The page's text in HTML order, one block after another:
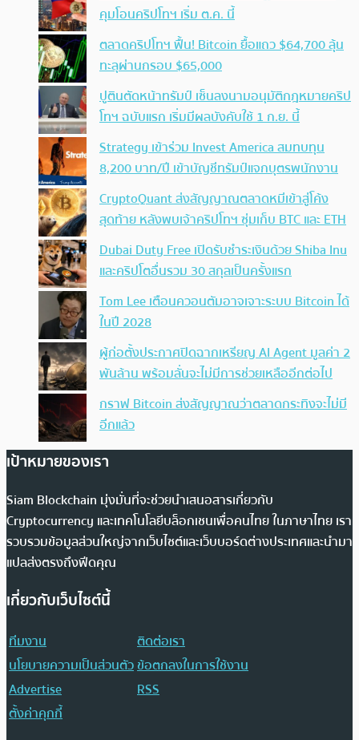
คุมโอนคริปโทฯ เริ่ม ต.ค. นี้
ตลาดคริปโทฯ ฟื้น! Bitcoin ยื้อแถว $64,700 ลุ้น
ทะลุผ่านกรอบ $65,000
ปูตินตัดหน้าทรัมป์ เซ็นลงนามอนุมัติกฎหมายคริป
โทฯ ฉบับแรก เริ่มมีผลบังคับใช้ 1 ก.ย. นี้
Strategy เข้าร่วม Invest America สมทบทุน
8,200 บาท/ปี เข้าบัญชีทรัมป์แจกบุตรพนักงาน
CryptoQuant ส่งสัญญาณตลาดหมีเข้าสู่โค้ง
สุดท้าย หลังพบเจ้าคริปโทฯ ซุ่มเก็บ BTC และ ETH
Dubai Duty Free เปิดรับชำระเงินด้วย Shiba Inu
และคริปโตอื่นรวม 30 สกุลเป็นครั้งแรก
Tom Lee เตือนควอนตัมอาจเจาะระบบ Bitcoin ได้
ในปี 2028
ผู้ก่อตั้งประกาศปิดฉากเหรียญ AI Agent มูลค่า 2
พันล้าน พร้อมลั่นจะไม่มีการช่วยเหลืออีกต่อไป
กราฟ Bitcoin ส่งสัญญาณว่าตลาดกระทิงจะไม่มี
อีกแล้ว
เป้าหมายของเรา
Siam Blockchain มุ่งมั่นที่จะช่วยนำเสนอสารเกี่ยวกับ
Cryptocurrency และเทคโนโลยีบล็อกเชนเพื่อคนไทย ในภาษาไทย เรา
รวบรวมข้อมูลส่วนใหญ่จากเว็บไซต์และเว็บบอร์ดต่างประเทศและนำมา
แปลส่งตรงถึงฟีดคุณ
เกี่ยวกับเว็บไซต์นี้
ทีมงาน
ติดต่อเรา
นโยบายความเป็นส่วนตัวข้อตกลงในการใช้งาน
Advertise
RSS
ตั้งค่าคุกกี้